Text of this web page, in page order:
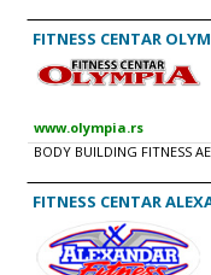
FITNESS CENTAR
www.olympia.rs
BODY BUILDING FITNESS
FITNESS CENTAR